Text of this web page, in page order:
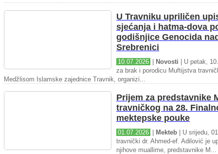
U Travniku upriličen
sjećanja i hatma-dova
godišnjice Genocida
Srebrenici
10.07.2026 Novosti | U petak,
za brak i porodicu Muftijstva
Medžlisom Islamske zajednice Travnik, organizi...
Prijem za predstavnike
travničkog na 28.
mektepske pouke
01.07.2026 Mekteb | U srijedu,
travnički dr. Ahmed-ef. Adilović je
njihove muallime, predstavnike M...